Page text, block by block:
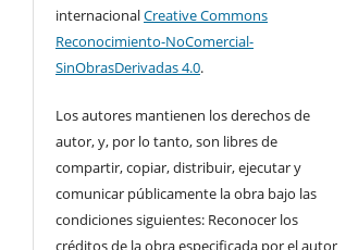
internacionalCreative Commons
Reconocimiento-NoComercial-
SinObrasDerivadas 4.0.
Los autores mantienen los derechos de
autor, y, por lo tanto, son libres de
compartir, copiar, distribuir, ejecutar y
comunicar públicamente la obra bajo las
condiciones siguientes: Reconocer los
créditos de la obra especificada por el autor